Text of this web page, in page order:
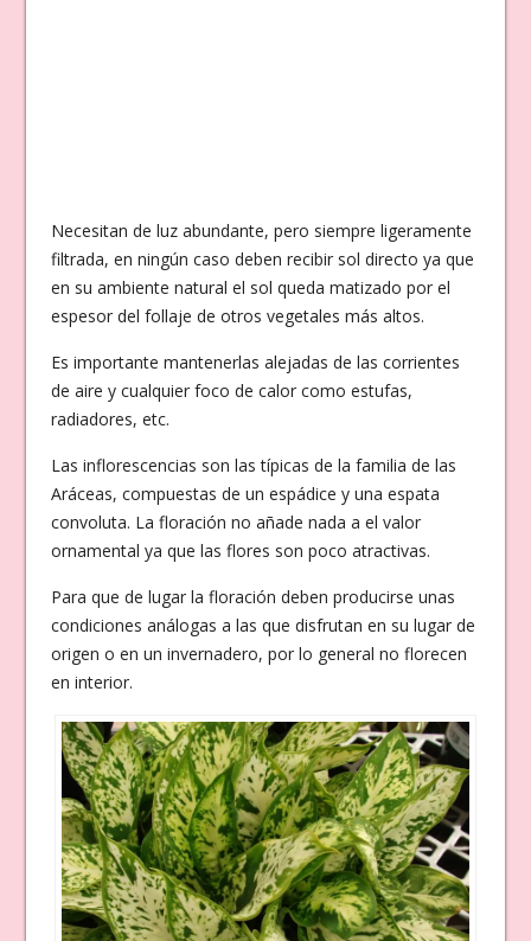
Necesitan de luz abundante, pero siempre ligeramente
filtrada, en ningún caso deben recibir sol directo ya que
en su ambiente natural el sol queda matizado por el
espesor del follaje de otros vegetales más altos.
Es importante mantenerlas alejadas de las corrientes
de aire y cualquier foco de calor como estufas,
radiadores, etc.
Las inflorescencias son las típicas de la familia de las
Aráceas, compuestas de un espádice y una espata
convoluta. La floración no añade nada a el valor
ornamental ya que las flores son poco atractivas.
Para que de lugar la floración deben producirse unas
condiciones análogas a las que disfrutan en su lugar de
origen o en un invernadero, por lo general no florecen
en interior.